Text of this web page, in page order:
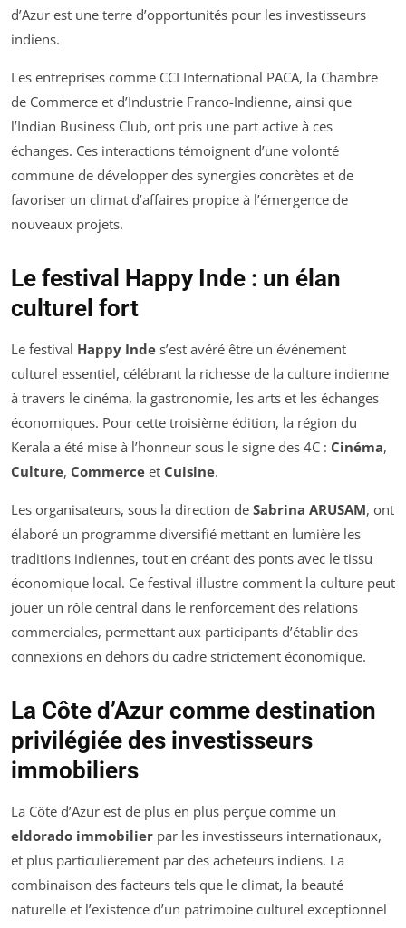
d’Azur est une terre d’opportunités pour les investisseurs
indiens.
Les entreprises comme CCI International PACA, la Chambre
de Commerce et d’Industrie Franco-Indienne, ainsi que
l’Indian Business Club, ont pris une part active à ces
échanges. Ces interactions témoignent d’une volonté
commune de développer des synergies concrètes et de
favoriser un climat d’affaires propice à l’émergence de
nouveaux projets.
Le festival Happy Inde : un élan
culturel fort
Le festival Happy Inde s’est avéré être un événement
culturel essentiel, célébrant la richesse de la culture indienne
à travers le cinéma, la gastronomie, les arts et les échanges
économiques. Pour cette troisième édition, la région du
Kerala a été mise à l’honneur sous le signe des 4C : Cinéma,
Culture, Commerce et Cuisine.
Les organisateurs, sous la direction de Sabrina ARUSAM, ont
élaboré un programme diversifié mettant en lumière les
traditions indiennes, tout en créant des ponts avec le tissu
économique local. Ce festival illustre comment la culture peut
jouer un rôle central dans le renforcement des relations
commerciales, permettant aux participants d’établir des
connexions en dehors du cadre strictement économique.
La Côte d’Azur comme destination
privilégiée des investisseurs
immobiliers
La Côte d’Azur est de plus en plus perçue comme un
eldorado immobilier par les investisseurs internationaux,
et plus particulièrement par des acheteurs indiens. La
combinaison des facteurs tels que le climat, la beauté
naturelle et l’existence d’un patrimoine culturel exceptionnel